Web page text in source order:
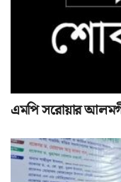
এমপি সরোয়ার